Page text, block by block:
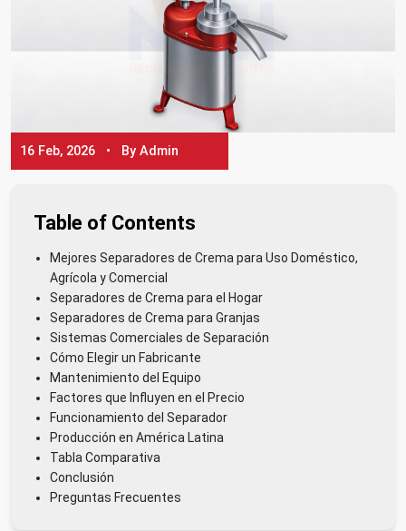
16 Feb, 2026 • By Admin
Table of Contents
Mejores Separadores de Crema para Uso Doméstico,
Agrícola y Comercial
Separadores de Crema para el Hogar
Separadores de Crema para Granjas
Sistemas Comerciales de Separación
Cómo Elegir un Fabricante
Mantenimiento del Equipo
Factores que Influyen en el Precio
Funcionamiento del Separador
Producción en América Latina
Tabla Comparativa
Conclusión
Preguntas Frecuentes